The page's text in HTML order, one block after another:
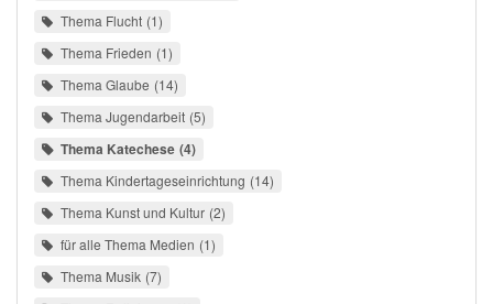
Thema Flucht 1
Thema Frieden 1
Thema Glaube 14
Thema Jugendarbeit 5
Thema Katechese 4
Thema Kindertageseinrichtung 14
Thema Kunst und Kultur 2
für alle Thema Medien 1
Thema Musik 7